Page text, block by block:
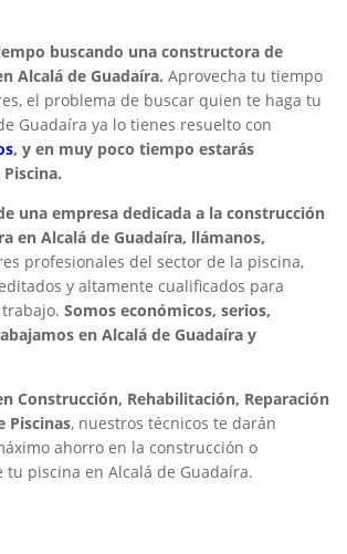
buscando una constructora de
Alcalá de Guadaíra. Aprovecha tu tiempo
el problema de buscar quien te haga tu
Guadaíra ya lo tienes resuelto con
, y en muy poco tiempo estarás
una empresa dedicada a la construcción
en Alcalá de Guadaíra, llámanos,
profesionales del sector de la piscina,
y altamente cualificados para
trabajo.Somos económicos, serios,
en Alcalá de Guadaíra y
Construcción, Rehabilitación, Reparación
Piscinas, nuestros técnicos te darán
ahorro en la construcción o
piscina en Alcalá de Guadaíra.